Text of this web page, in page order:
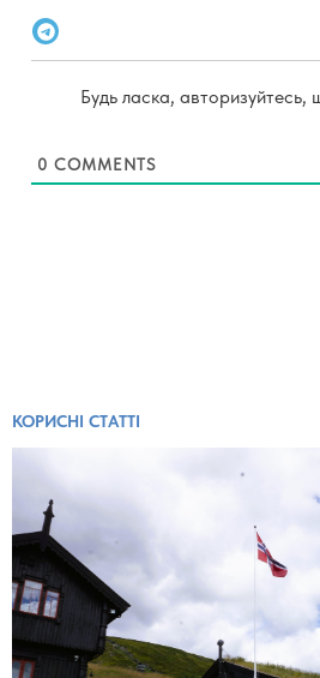
Будь ласка, авторизуйтесь,
0 COMMENTS
КОРИСНІ СТАТТІ